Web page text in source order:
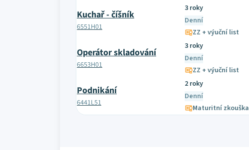
Kuchař - číšník
6551H01
3 roky
Denní
ZZ + výuční list
Operátor skladování
6653H01
3 roky
Denní
ZZ + výuční list
Podnikání
6441L51
2 roky
Denní
Maturitní zkouška